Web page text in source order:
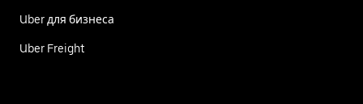
Uber для бизнеса
Uber Freight